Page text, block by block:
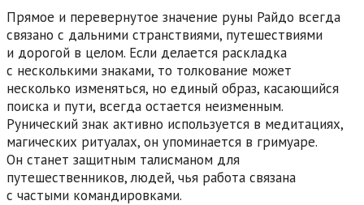
Прямое и перевернутое значение руны Райдо всегда
связано с дальними странствиями, путешествиями
и дорогой в целом. Если делается раскладка
с несколькими знаками, то толкование может
несколько изменяться, но единый образ, касающийся
поиска и пути, всегда остается неизменным.
Рунический знак активно используется в медитациях,
магических ритуалах, он упоминается в гримуаре.
Он станет защитным талисманом для
путешественников, людей, чья работа связана
с частыми командировками.